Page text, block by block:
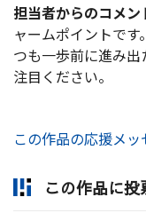
担当者からのコメン
ャームポイントで
つも一歩前に進み
注目ください。
この作品の応援メッ
この作品に投